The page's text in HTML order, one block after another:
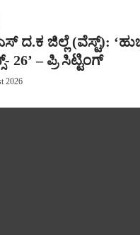
ದ.ಕ ಜಿಲ್ಲೆ (ವೆಸ್ಟ್):
26’ – ಪ್ರಿ ಸಿಟ್ಟಿಂಗ್
2026